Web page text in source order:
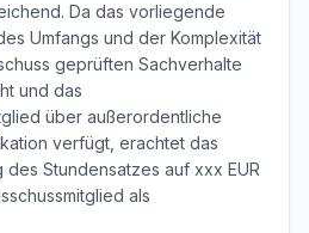
Da das vorliegende
Umfangs und der Komplexität
geprüften Sachverhalte
und das
über außerordentliche
verfügt, erachtet das
Stundensatzes auf xxx EUR
als